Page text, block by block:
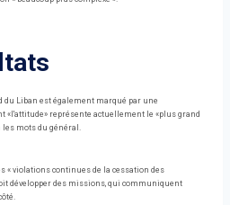
du Liban est également marqué par une
«l'attitude» représente actuellement le «plus grand
les mots du général.
« violations continues de la cessation des
développer des missions, qui communiquent